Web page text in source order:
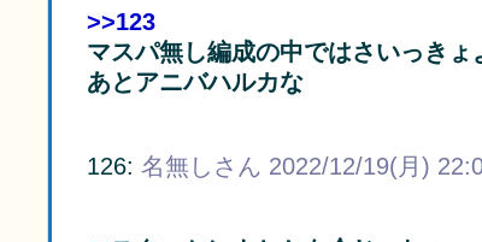
>>123
マスパ無し編成の中ではさいっきょ
あとアニバハルカな
126: 名無しさん 2022/12/19(月)